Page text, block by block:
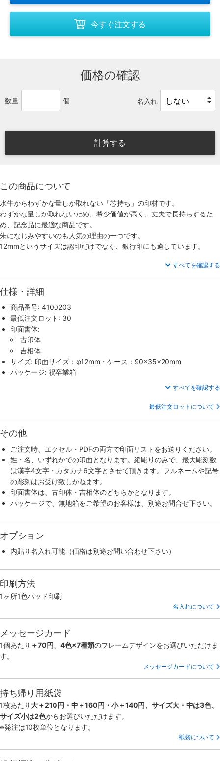
今すぐ注文する
価格の確認
数量 個 名入れ
計算する
この商品について
水牛からわずかな量しか取れない「芯持ち」の印材です。
わずかな量しか取れないため、希少価値が高く、丈夫で長持ちするた
め、記念品に最適な商品です。
朱になじみやすいのも人気の理由の一つです。
12mmというサイズは認印だけでなく、銀行印にも適しています。
すべてを確認する
仕様・詳細
商品番号: 4100203
最低注文ロット: 30
印面書体:
古印体
吉相体
サイズ: 印面サイズ：φ12mm・ケース：90×35×20mm
パッケージ: 祝卒業箱
すべてを確認する
最低注文ロットについて
その他
ご注文時、エクセル・PDFの両方で印面リストをお送りください。
姓・名、いずれかでの印面となります。縦彫りのみで、最大彫刻数
は漢字4文字・カタカナ6文字とさせて頂きます。フルネームや記号
の彫刻はお受け致しかねます。
印面書体は、古印体・吉相体のどちらかとなります。
パッケージで、無地箱をご希望のお客様は、別途お問合せ下さい。
オプション
内貼り名入れ可能（価格は別途お問い合わせ下さい）
印刷方法
1ヶ所1色パッド印刷
名入れについて
メッセージカード
1個あたり ＋70円、4色×7種類のフレームデザインをお選びいただけま
す。
メッセージカードについて
持ち帰り用紙袋
1枚あたり 大＋210円・中＋160円・小＋140円、サイズ大・中は3色、
サイズ小は2色からお選びいただけます。
※発注は10枚単位となります。
紙袋について